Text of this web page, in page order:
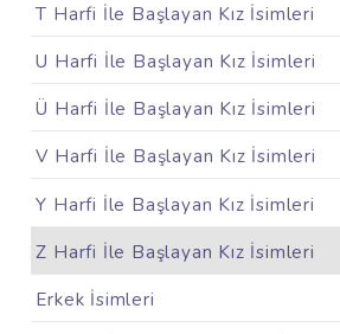
T Harfi İle Başlayan Kız İsimleri
U Harfi İle Başlayan Kız İsimleri
Ü Harfi İle Başlayan Kız İsimleri
V Harfi İle Başlayan Kız İsimleri
Y Harfi İle Başlayan Kız İsimleri
Z Harfi İle Başlayan Kız İsimleri
Erkek İsimleri